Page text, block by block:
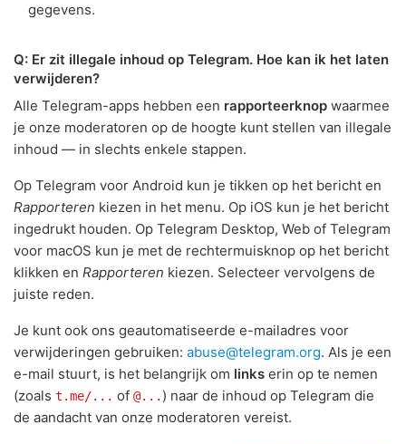
gegevens.
Q: Er zit illegale inhoud op Telegram. Hoe kan ik het laten
verwijderen?
Alle Telegram-apps hebben een rapporteerknop waarmee
je onze moderatoren op de hoogte kunt stellen van illegale
inhoud — in slechts enkele stappen.
Op Telegram voor Android kun je tikken op het bericht en
Rapporteren kiezen in het menu. Op iOS kun je het bericht
ingedrukt houden. Op Telegram Desktop, Web of Telegram
voor macOS kun je met de rechtermuisknop op het bericht
klikken en Rapporteren kiezen. Selecteer vervolgens de
juiste reden.
Je kunt ook ons geautomatiseerde e-mailadres voor
verwijderingen gebruiken: abuse@telegram.org. Als je een
e-mail stuurt, is het belangrijk om links erin op te nemen
(zoals t.me/... of @... ) naar de inhoud op Telegram die
de aandacht van onze moderatoren vereist.